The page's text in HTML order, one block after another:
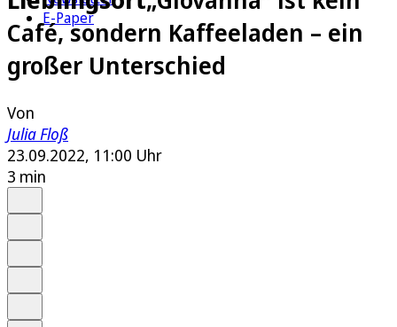
E-Paper
Café, sondern Kaffeeladen – ein
großer Unterschied
Von
Julia Floß
23.09.2022, 11:00 Uhr
3 min